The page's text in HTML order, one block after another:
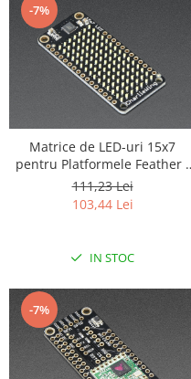
-7%
Matrice de LED-uri 15x7
pentru Platformele Feather -
Alb
111,23 Lei
103,44 Lei
IN STOC
-7%